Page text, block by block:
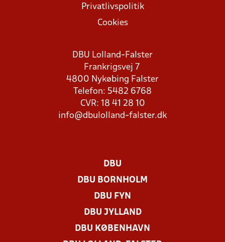
Privatlivspolitik
Cookies
DBU Lolland-Falster
Frankrigsvej 7
4800 Nykøbing Falster
Telefon: 5482 6768
CVR: 18 41 28 10
info@dbulolland-falster.dk
DBU
DBU BORNHOLM
DBU FYN
DBU JYLLAND
DBU KØBENHAVN